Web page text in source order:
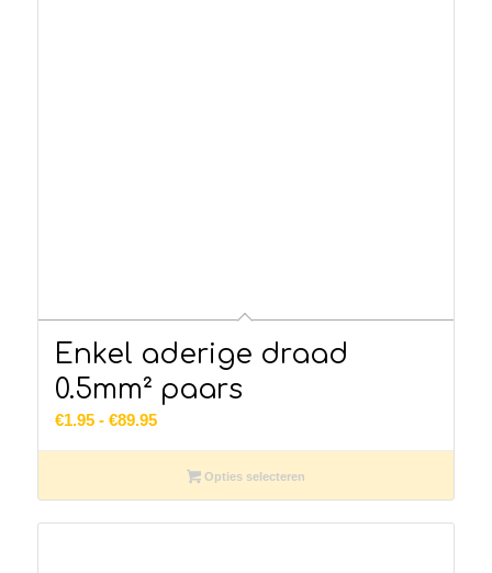
Enkel aderige draad
0.5mm² paars
€1.95 - €89.95Prijsklasse:
€89.95
Opties selecteren